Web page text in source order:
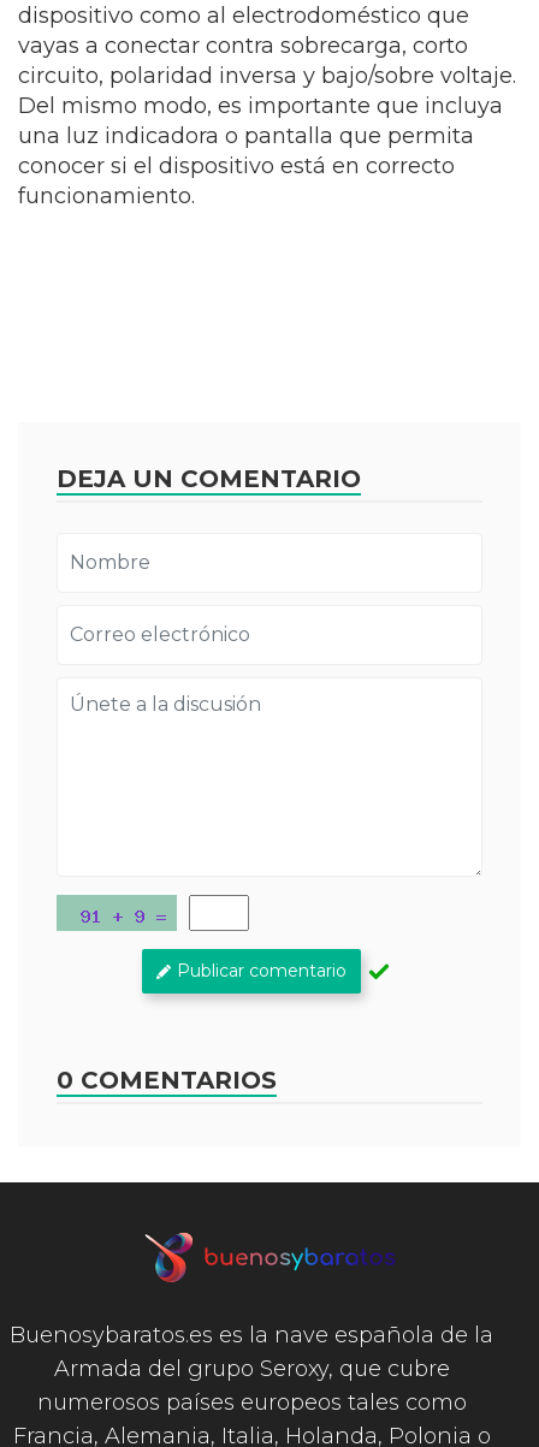
dispositivo como al electrodoméstico que
vayas a conectar contra sobrecarga, corto
circuito, polaridad inversa y bajo/sobre voltaje.
Del mismo modo, es importante que incluya
una luz indicadora o pantalla que permita
conocer si el dispositivo está en correcto
funcionamiento.
DEJA UN COMENTARIO
Publicar comentario
0 COMENTARIOS
Buenosybaratos.es es la nave española de la
Armada del grupo Seroxy, que cubre
numerosos países europeos tales como
Francia, Alemania, Italia, Holanda, Polonia o